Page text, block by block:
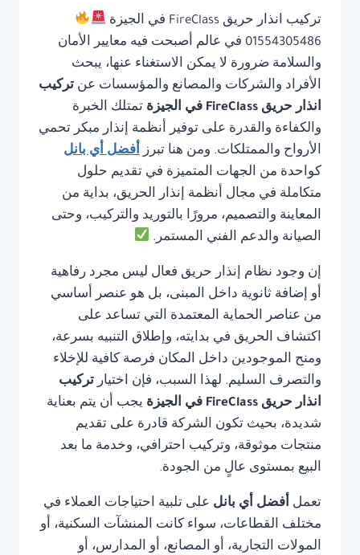
تركيب انذار حريق FireClass في الجيزة
01554305486 في عالم أصبحت فيه معايير الأمان
والسلامة ضرورة لا يمكن الاستغناء عنها، يبحث
الأفراد والشركات والمصانع والمؤسسات عن تركيب
انذار حريق FireClass في الجيزة
تمتلك الخبرة
والكفاءة والقدرة على توفير أنظمة إنذار مبكر تحمي
الأرواح والممتلكات. ومن هنا تبرز أفضل أي بانل
كواحدة من الجهات المتميزة في تقديم حلول
متكاملة في مجال أنظمة إنذار الحريق، بداية من
المعاينة والتصميم، مرورًا بالتوريد والتركيب، وحتى
الصيانة والدعم الفني المستمر.
إن وجود نظام إنذار حريق فعال ليس مجرد رفاهية
أو إضافة ثانوية داخل المبنى، بل هو عنصر أساسي
من عناصر الحماية المعتمدة التي تساعد على
اكتشاف الحريق في بدايته، وإطلاق التنبيه بسرعة،
ومنح الموجودين داخل المكان فرصة كافية للإخلاء
والتصرف السليم. لهذا السبب، فإن اختيار تركيب
انذار حريق FireClass في الجيزة
يجب أن يتم بعناية
شديدة، بحيث تكون الشركة قادرة على تقديم
منتجات موثوقة، وتركيب احترافي، وخدمة ما بعد
البيع بمستوى عالٍ من الجودة.
تعمل أفضل أي بانل على تلبية احتياجات العملاء في
مختلف القطاعات، سواء كانت المنشآت السكنية، أو
المولات التجارية، أو المصانع، أو المدارس، أو